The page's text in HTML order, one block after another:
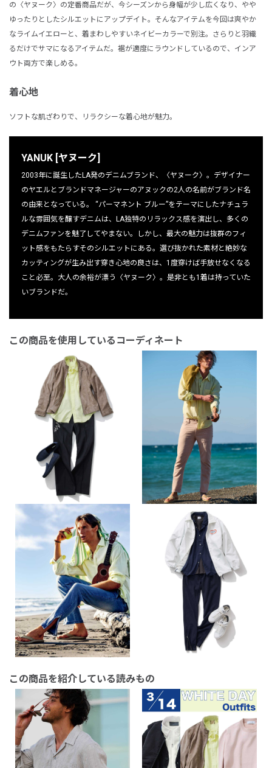
の〈ヤヌーク〉の定番商品だが、今シーズンから身幅が少し広くなり、やや
ゆったりとしたシルエットにアップデイト。そんなアイテムを今回は爽やか
なライムイエローと、着まわしやすいネイビーカラーで別注。さらりと羽織
るだけでサマになるアイテムだ。裾が適度にラウンドしているので、インア
ウト両方で楽しめる。
着心地
ソフトな肌ざわりで、リラクシーな着心地が魅力。
YANUK [ヤヌーク]
2003年に誕生したLA発のデニムブランド、〈ヤヌーク〉。デザイナー
のヤエルとブランドマネージャーのアヌックの2人の名前がブランド名
の由来となっている。 “パーマネント ブルー”をテーマにしたナチュラ
ルな雰囲気を醸すデニムは、LA独特のリラックス感を演出し、多くの
デニムファンを魅了してやまない。しかし、最大の魅力は抜群のフィ
ット感をもたらすそのシルエットにある。選び抜かれた素材と絶妙な
カッティングが生み出す穿き心地の良さは、1度穿けば手放せなくなる
こと必至。大人の余裕が漂う〈ヤヌーク〉。是非とも1着は持っていた
いブランドだ。
この商品を使用しているコーディネート
この商品を紹介している読みもの